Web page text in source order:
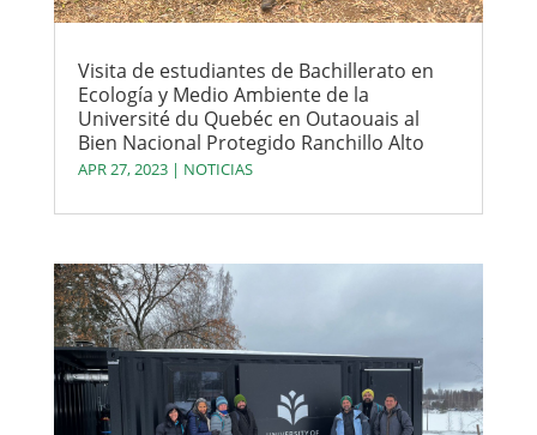
Visita de estudiantes de Bachillerato en
Ecología y Medio Ambiente de la
Université du Quebéc en Outaouais al
Bien Nacional Protegido Ranchillo Alto
APR 27, 2023| NOTICIAS